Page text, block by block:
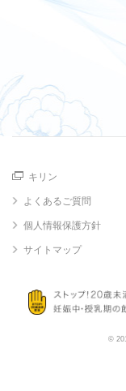
キリン
よくあるご質問
個人情報保護方針
サイトマップ
©